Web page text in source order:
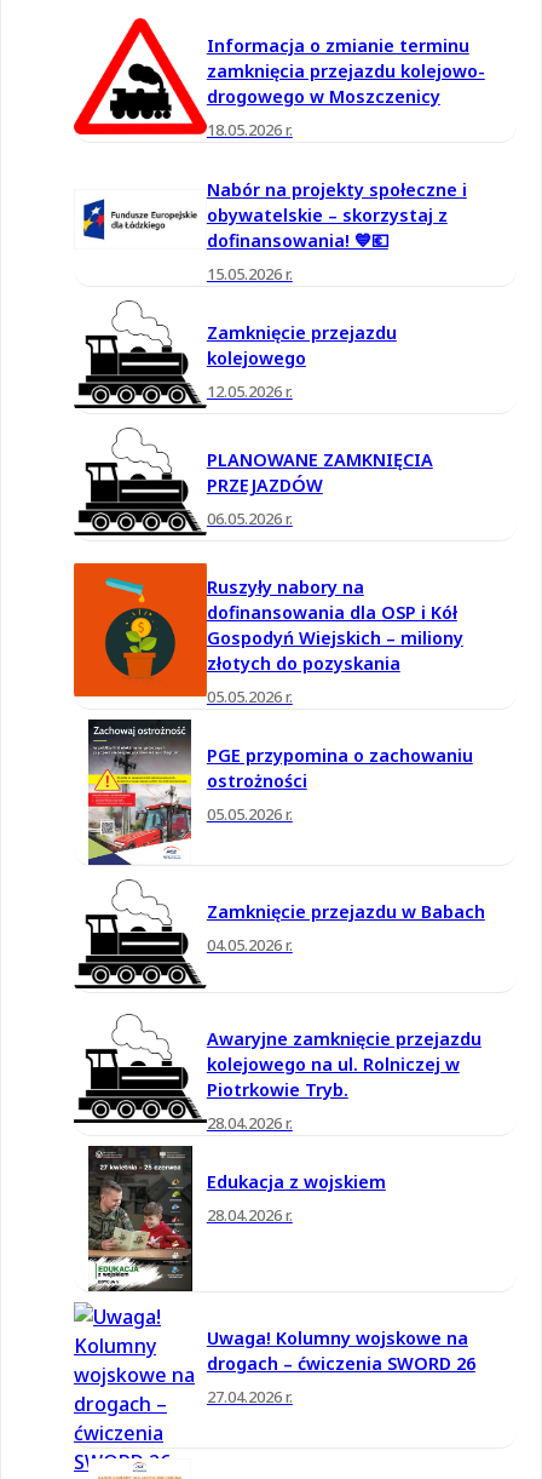
Informacja o zmianie terminu
zamknięcia przejazdu kolejowo-
drogowego w Moszczenicy
18.05.2026 r.
Nabór na projekty społeczne i
obywatelskie – skorzystaj z
dofinansowania! 💙💶
15.05.2026 r.
Zamknięcie przejazdu
kolejowego
12.05.2026 r.
PLANOWANE ZAMKNIĘCIA
PRZEJAZDÓW
06.05.2026 r.
Ruszyły nabory na
dofinansowania dla OSP i Kół
Gospodyń Wiejskich – miliony
złotych do pozyskania
05.05.2026 r.
PGE przypomina o zachowaniu
ostrożności
05.05.2026 r.
Zamknięcie przejazdu w Babach
04.05.2026 r.
Awaryjne zamknięcie przejazdu
kolejowego na ul. Rolniczej w
Piotrkowie Tryb.
28.04.2026 r.
Edukacja z wojskiem
28.04.2026 r.
Uwaga! Kolumny wojskowe na
drogach – ćwiczenia SWORD 26
27.04.2026 r.